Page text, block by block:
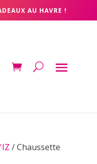
AU HAVRE !
/ Chaussette